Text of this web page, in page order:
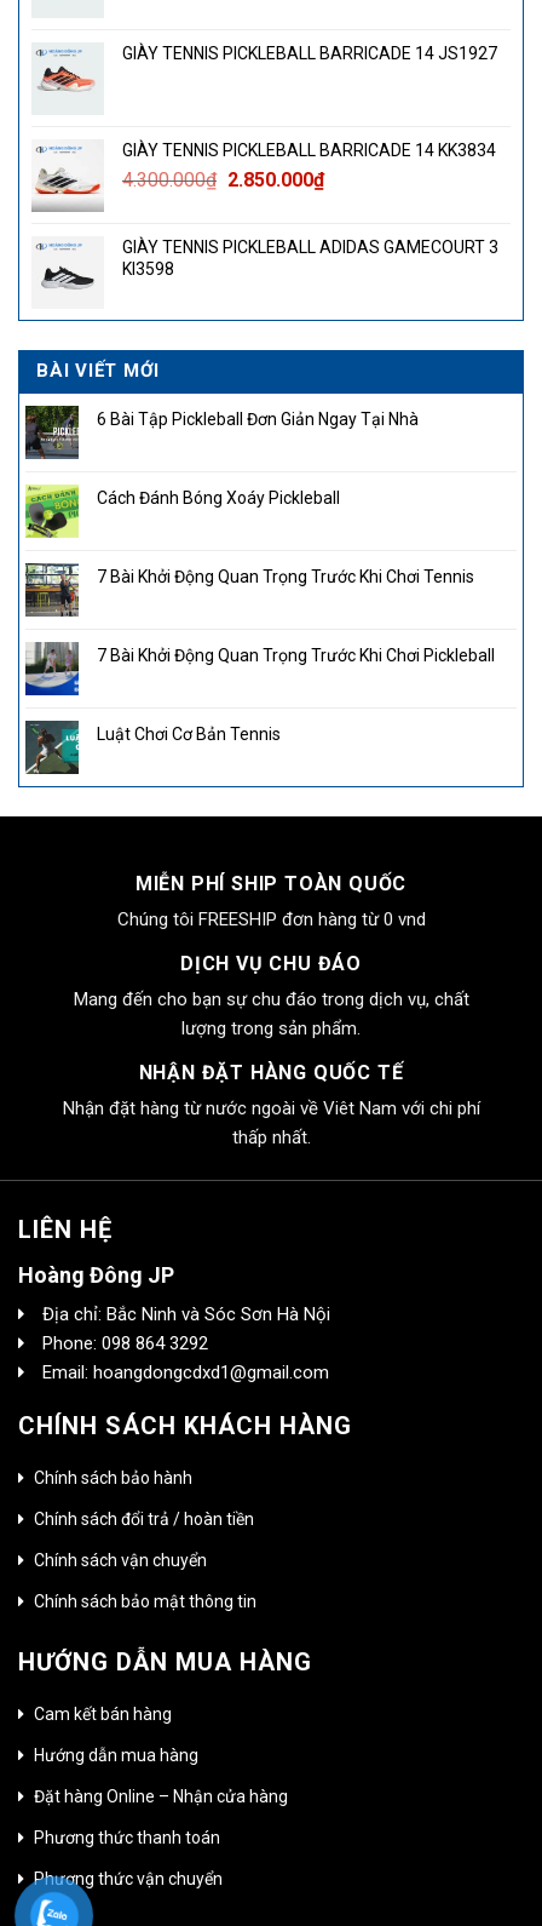
GIÀY TENNIS PICKLEBALL BARRICADE 14 JS1927
GIÀY TENNIS PICKLEBALL BARRICADE 14 KK3834
4.300.000₫ Giá
4.300.000₫.
2.850.000₫Giá
là:
GIÀY TENNIS PICKLEBALL ADIDAS GAMECOURT 3
KI3598
BÀI VIẾT MỚI
6 Bài Tập Pickleball Đơn Giản Ngay Tại Nhà
Cách Đánh Bóng Xoáy Pickleball
7 Bài Khởi Động Quan Trọng Trước Khi Chơi Tennis
7 Bài Khởi Động Quan Trọng Trước Khi Chơi Pickleball
Luật Chơi Cơ Bản Tennis
MIỄN PHÍ SHIP TOÀN QUỐC
Chúng tôi FREESHIP đơn hàng từ 0 vnd
DỊCH VỤ CHU ĐÁO
Mang đến cho bạn sự chu đáo trong dịch vụ, chất
lượng trong sản phẩm.
NHẬN ĐẶT HÀNG QUỐC TẾ
Nhận đặt hàng từ nước ngoài về Viêt Nam với chi phí
thấp nhất.
LIÊN HỆ
Hoàng Đông JP
Địa chỉ: Bắc Ninh và Sóc Sơn Hà Nội
Phone: 098 864 3292
Email: hoangdongcdxd1@gmail.com
CHÍNH SÁCH KHÁCH HÀNG
Chính sách bảo hành
Chính sách đổi trả / hoàn tiền
Chính sách vận chuyển
Chính sách bảo mật thông tin
HƯỚNG DẪN MUA HÀNG
Cam kết bán hàng
Hướng dẫn mua hàng
Đặt hàng Online – Nhận cửa hàng
Phương thức thanh toán
Phương thức vận chuyển